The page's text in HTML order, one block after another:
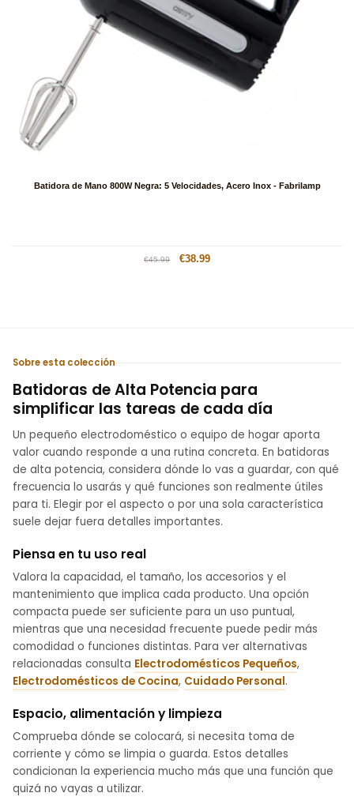
Batidora de Mano 800W Negra: 5 Velocidades, Acero Inox - Fabrilamp
Precio
€45.99
Precio
€38.99
Sobre esta colección
Batidoras de Alta Potencia para
simplificar las tareas de cada día
Un pequeño electrodoméstico o equipo de hogar aporta
valor cuando responde a una rutina concreta. En batidoras
de alta potencia, considera dónde lo vas a guardar, con qué
frecuencia lo usarás y qué funciones son realmente útiles
para ti. Elegir por el aspecto o por una sola característica
suele dejar fuera detalles importantes.
Piensa en tu uso real
Valora la capacidad, el tamaño, los accesorios y el
mantenimiento que implica cada producto. Una opción
compacta puede ser suficiente para un uso puntual,
mientras que una necesidad frecuente puede pedir más
comodidad o funciones distintas. Para ver alternativas
relacionadas consulta Electrodomésticos Pequeños,
Electrodomésticos de Cocina, Cuidado Personal.
Espacio, alimentación y limpieza
Comprueba dónde se colocará, si necesita toma de
corriente y cómo se limpia o guarda. Estos detalles
condicionan la experiencia mucho más que una función que
quizá no vayas a utilizar.